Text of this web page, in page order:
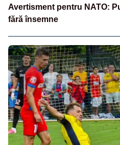
Avertisment pentru NATO:
fără însemne